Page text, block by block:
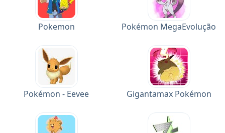
Pokemon Pokémon MegaEvolução
Pokémon - Eevee Gigantamax Pokémon